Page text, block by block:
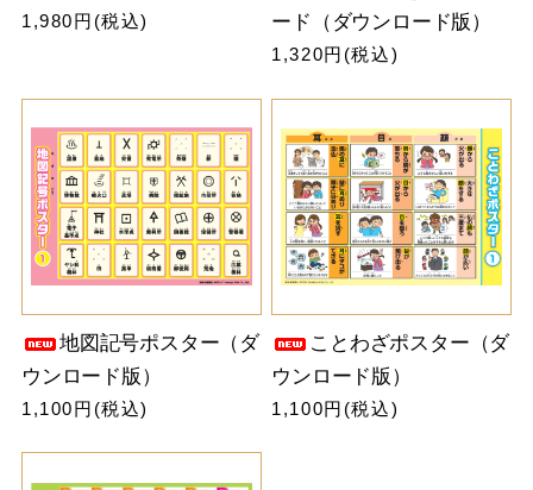
1,980円(税込)
ード（ダウンロード版）
1,320円(税込)
地図記号ポスター（ダ
ウンロード版）
1,100円(税込)
ことわざポスター（ダ
ウンロード版）
1,100円(税込)